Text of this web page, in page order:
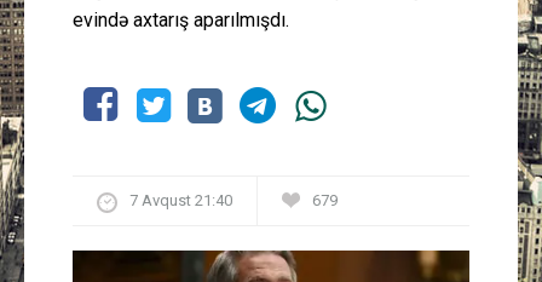
evində axtarış aparılmışdı.
7 Avqust 21:40 679